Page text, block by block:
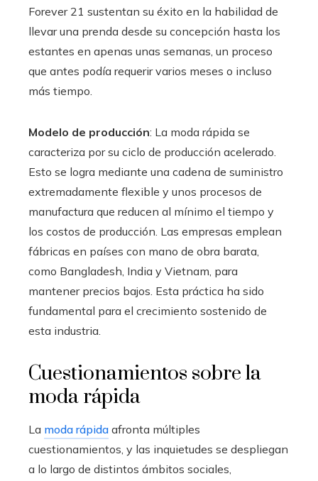
Forever 21 sustentan su éxito en la habilidad de
llevar una prenda desde su concepción hasta los
estantes en apenas unas semanas, un proceso
que antes podía requerir varios meses o incluso
más tiempo.
Modelo de producción: La moda rápida se
caracteriza por su ciclo de producción acelerado.
Esto se logra mediante una cadena de suministro
extremadamente flexible y unos procesos de
manufactura que reducen al mínimo el tiempo y
los costos de producción. Las empresas emplean
fábricas en países con mano de obra barata,
como Bangladesh, India y Vietnam, para
mantener precios bajos. Esta práctica ha sido
fundamental para el crecimiento sostenido de
esta industria.
Cuestionamientos sobre la
moda rápida
La moda rápida afronta múltiples
cuestionamientos, y las inquietudes se despliegan
a lo largo de distintos ámbitos sociales,